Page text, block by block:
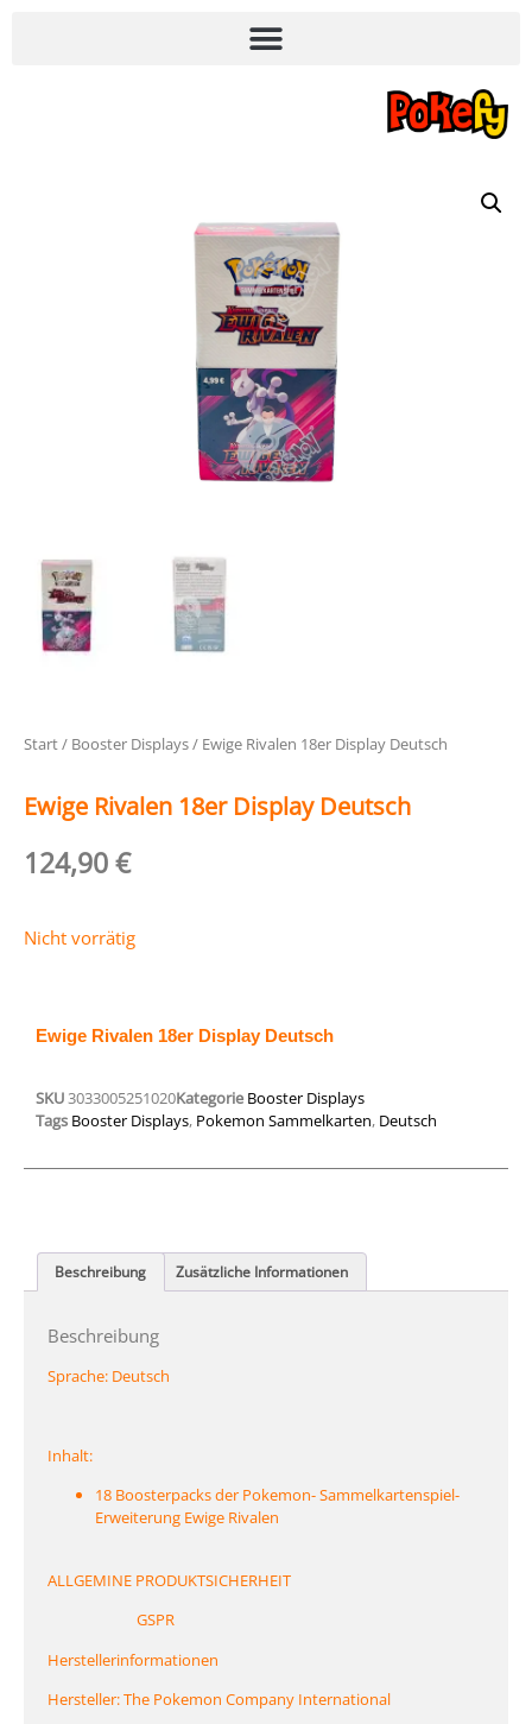
Start/ Booster Displays/ Ewige Rivalen 18er Display Deutsch
Ewige Rivalen 18er Display Deutsch
124,90€
Nicht vorrätig
Ewige Rivalen 18er Display Deutsch
SKU3033005251020Kategorie Booster Displays
Tags Booster Displays, Pokemon Sammelkarten, Deutsch
Beschreibung Zusätzliche Informationen
Beschreibung
Sprache: Deutsch
Inhalt:
18 Boosterpacks der Pokemon- Sammelkartenspiel-
Erweiterung Ewige Rivalen
ALLGEMINE PRODUKTSICHERHEIT
GSPR
Herstellerinformationen
Hersteller: The Pokemon Company International